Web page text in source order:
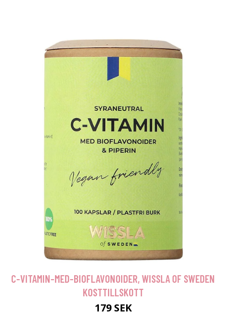
C-VITAMIN-MED-BIOFLAVONOIDER, WISSLA OF SWEDEN
KOSTTILLSKOTT
179 SEK